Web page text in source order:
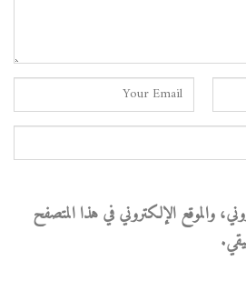
والموقع الإلكتروني في هذا المتصفح